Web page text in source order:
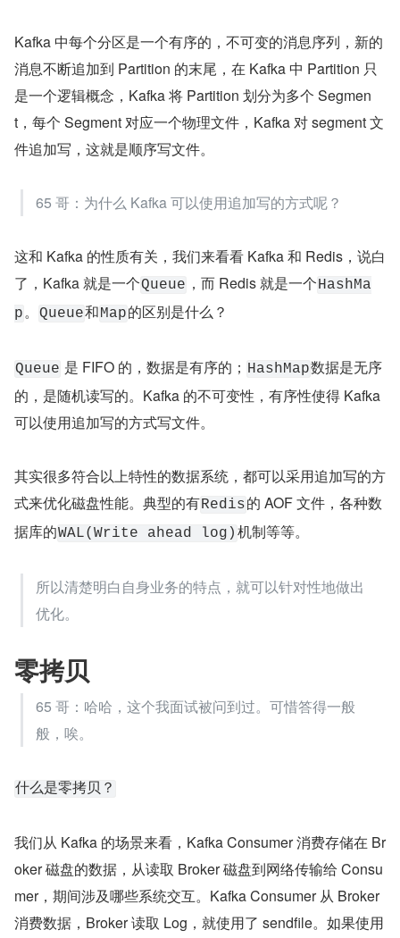
Kafka 中每个分区是一个有序的，不可变的消息序列，新的
消息不断追加到 Partition 的末尾，在 Kafka 中 Partition 只
是一个逻辑概念，Kafka 将 Partition 划分为多个 Segmen
t，每个 Segment 对应一个物理文件，Kafka 对 segment 文
件追加写，这就是顺序写文件。
65 哥：为什么 Kafka 可以使用追加写的方式呢？
这和 Kafka 的性质有关，我们来看看 Kafka 和 Redis，说白
了，Kafka 就是一个Queue ，而 Redis 就是一个HashMa
p。 Queue和Map的区别是什么？
Queue 是 FIFO 的，数据是有序的； HashMap数据是无序
的，是随机读写的。Kafka 的不可变性，有序性使得 Kafka
可以使用追加写的方式写文件。
其实很多符合以上特性的数据系统，都可以采用追加写的方
式来优化磁盘性能。典型的有Redis的 AOF 文件，各种数
据库的WAL(Write ahead log) 机制等等。
所以清楚明白自身业务的特点，就可以针对性地做出
优化。
零拷贝
65 哥：哈哈，这个我面试被问到过。可惜答得一般
般，唉。
什么是零拷贝？
我们从 Kafka 的场景来看，Kafka Consumer 消费存储在 Br
oker 磁盘的数据，从读取 Broker 磁盘到网络传输给 Consu
mer，期间涉及哪些系统交互。Kafka Consumer 从 Broker
消费数据，Broker 读取 Log，就使用了 sendfile。如果使用